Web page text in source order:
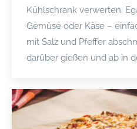
Kühlschrank verwerten.
Gemüse oder Käse –
mit Salz und Pfeffer
darüber gießen und ab in